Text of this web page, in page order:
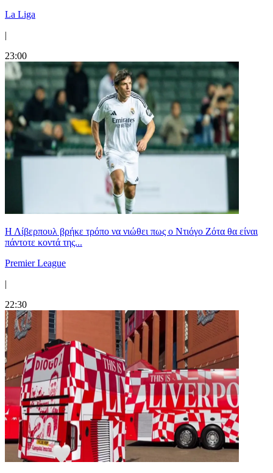
La Liga
|
23:00
Η Λίβερπουλ βρήκε τρόπο να νιώθει πως ο Ντιόγο Ζότα θα είναι
πάντοτε κοντά της...
Premier League
|
22:30